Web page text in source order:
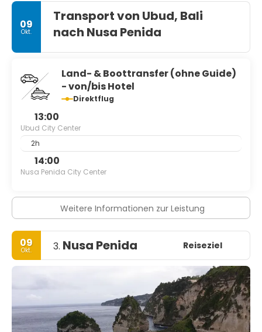
09
Okt.
Transport von Ubud, Bali
nach Nusa Penida
Land- & Boottransfer (ohne Guide)
- von/bis Hotel
Direktflug
13:00
Ubud City Center
2h
14:00
Nusa Penida City Center
Weitere Informationen zur Leistung
09
Okt. 3. Nusa Penida Reiseziel